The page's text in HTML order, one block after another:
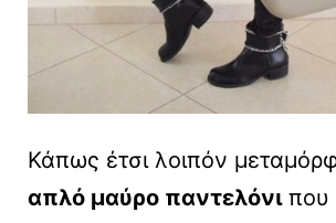
Κάπως έτσι λοιπόν
απλό μαύρο παντελόνιπου